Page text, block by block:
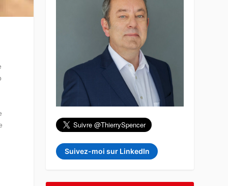
Suivez-moi sur LinkedIn